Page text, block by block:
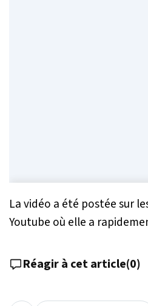
La vidéo a été postée sur
Youtube où elle a
Réagir à cet article(0)